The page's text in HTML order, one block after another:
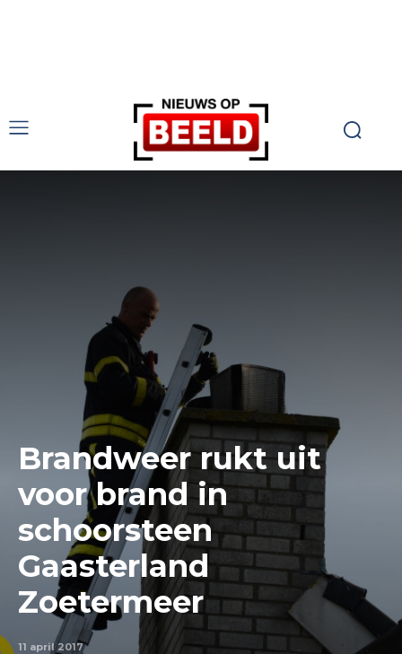
Brandweer rukt uit
voor brand in
schoorsteen
Gaasterland
Zoetermeer
11 april 2017